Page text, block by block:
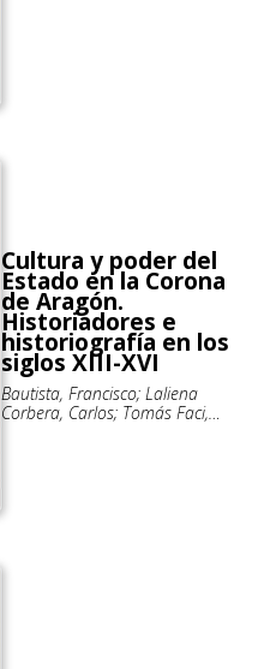
Cultura y poder del
Estado en la Corona
de Aragón.
Historiadores e
historiografía en los
siglos XIII-XVI
Bautista, Francisco; Laliena
Corbera, Carlos; Tomás Faci,